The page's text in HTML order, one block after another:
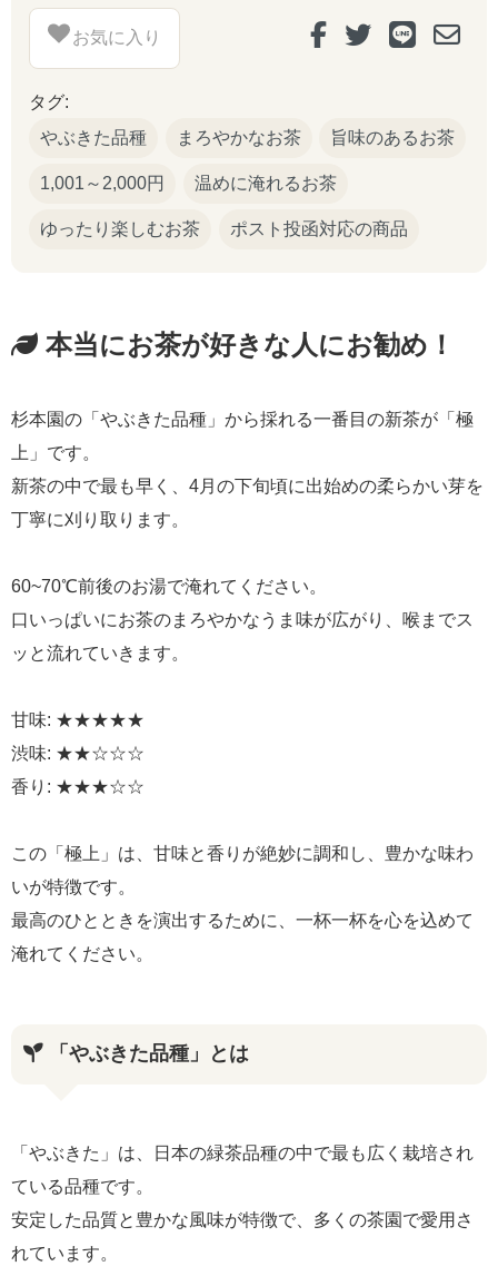
お気に入り
タグ:
やぶきた品種
まろやかなお茶 旨味のあるお茶
1,001～2,000円 温めに淹れるお茶
ゆったり楽しむお茶 ポスト投函対応の商品
本当にお茶が好きな人にお勧め！
杉本園の「やぶきた品種」から採れる一番目の新茶が「極
上」です。
新茶の中で最も早く、4月の下旬頃に出始めの柔らかい芽を
丁寧に刈り取ります。
60~70℃前後のお湯で淹れてください。
口いっぱいにお茶のまろやかなうま味が広がり、喉までス
ッと流れていきます。
甘味: ★★★★★
渋味: ★★☆☆☆
香り: ★★★☆☆
この「極上」は、甘味と香りが絶妙に調和し、豊かな味わ
いが特徴です。
最高のひとときを演出するために、一杯一杯を心を込めて
淹れてください。
「やぶきた品種」とは
「やぶきた」は、日本の緑茶品種の中で最も広く栽培され
ている品種です。
安定した品質と豊かな風味が特徴で、多くの茶園で愛用さ
れています。